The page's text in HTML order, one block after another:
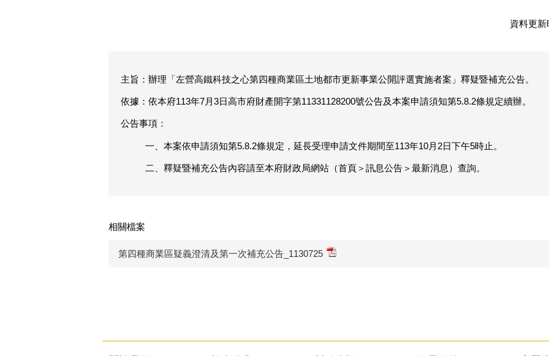
資料更新
主旨：辦理「左營高鐵科技之心第四種商業區土地都市更新事業公開評選實施者案」釋疑暨補充公告。
依據：依本府113年7月3日高市府財產開字第11331128200號公告及本案申請須知第5.8.2條規定續辦。
公告事項：
一、本案依申請須知第5.8.2條規定，延長受理申請文件期間至113年10月2日下午5時止。
二、釋疑暨補充公告內容請至本府財政局網站（首頁＞訊息公告＞最新消息）查詢。
相關檔案
第四種商業區疑義澄清及第一次補充公告_1130725